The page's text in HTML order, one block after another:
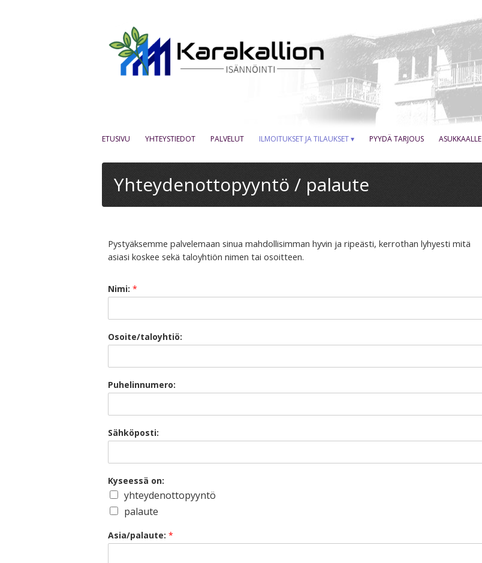
SKIP TO CONTENT
ETUSIVU YHTEYSTIEDOT PALVELUT ILMOITUKSET JA TILAUKSET PYYDÄ TARJOUS ASUKKAALLE
Yhteydenottopyyntö / palaute
Pystyäksemme palvelemaan sinua mahdollisimman hyvin ja ripeästi, kerrothan lyhyesti mitä
asiasi koskee sekä taloyhtiön nimen tai osoitteen.
Nimi:*
Osoite/taloyhtiö:
Puhelinnumero:
Sähköposti:
Kyseessä on:
yhteydenottopyyntö
palaute
Asia/palaute:*